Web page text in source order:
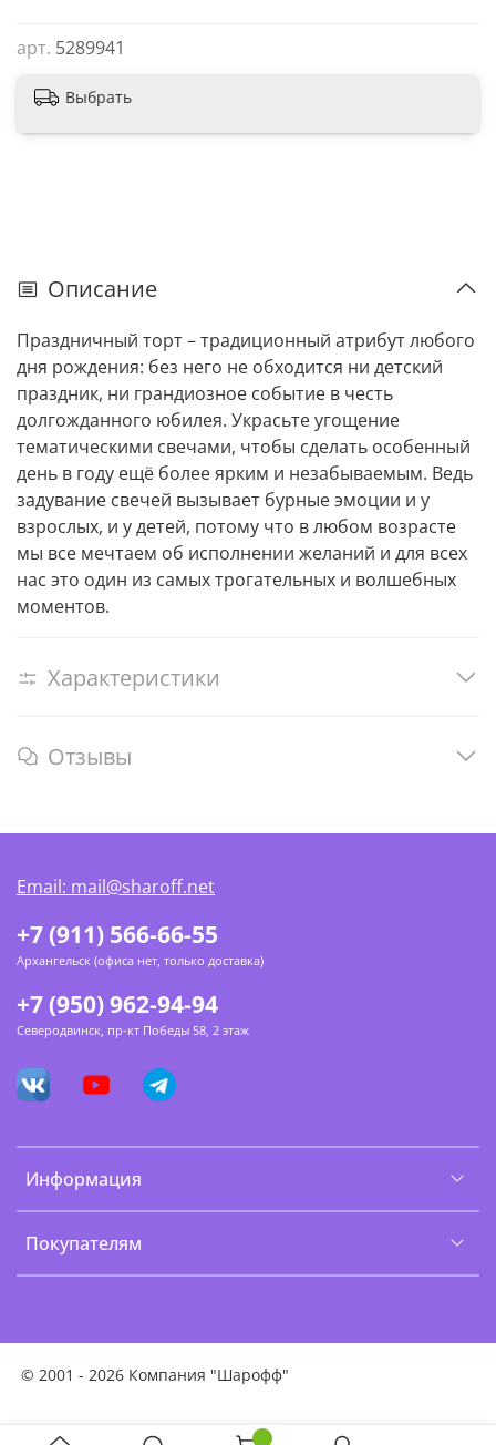
арт. 5289941
Выбрать
Описание
Праздничный торт – традиционный атрибут любого
дня рождения: без него не обходится ни детский
праздник, ни грандиозное событие в честь
долгожданного юбилея. Украсьте угощение
тематическими свечами, чтобы сделать особенный
день в году ещё более ярким и незабываемым. Ведь
задувание свечей вызывает бурные эмоции и у
взрослых, и у детей, потому что в любом возрасте
мы все мечтаем об исполнении желаний и для всех
нас это один из самых трогательных и волшебных
моментов.
Характеристики
Отзывы
Информация
Покупателям
+7 (911) 566-66-55
Архангельск (офиса нет, только доставка)
+7 (950) 962-94-94
Северодвинск, пр-кт Победы 58, 2 этаж
Email: mail@sharoff.net
© 2001 - 2026 Компания "Шарофф"